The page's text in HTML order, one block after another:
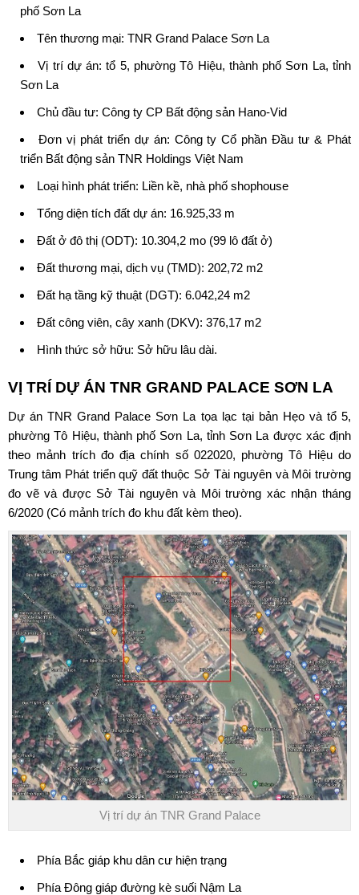
phố Sơn La
Tên thương mại: TNR Grand Palace Sơn La
Vị trí dự án: tổ 5, phường Tô Hiệu, thành phố Sơn La, tỉnh
Sơn La
Chủ đầu tư: Công ty CP Bất động sản Hano-Vid
Đơn vị phát triển dự án: Công ty Cổ phần Đầu tư & Phát
triển Bất động sản TNR Holdings Việt Nam
Loại hình phát triển: Liền kề, nhà phố shophouse
Tổng diện tích đất dự án: 16.925,33 m
Đất ở đô thị (ODT): 10.304,2 mo (99 lô đất ở)
Đất thương mại, dịch vụ (TMD): 202,72 m2
Đất hạ tầng kỹ thuật (DGT): 6.042,24 m2
Đất công viên, cây xanh (DKV): 376,17 m2
Hình thức sở hữu: Sở hữu lâu dài.
VỊ TRÍ DỰ ÁN TNR GRAND PALACE SƠN LA
Dự án TNR Grand Palace Sơn La tọa lạc tại bản Hẹo và tổ 5,
phường Tô Hiệu, thành phố Sơn La, tỉnh Sơn La được xác định
theo mảnh trích đo địa chính số 022020, phường Tô Hiệu do
Trung tâm Phát triển quỹ đất thuộc Sở Tài nguyên và Môi trường
đo vẽ và được Sở Tài nguyên và Môi trường xác nhận tháng
6/2020 (Có mảnh trích đo khu đất kèm theo).
Vị trí dự án TNR Grand Palace
Phía Bắc giáp khu dân cư hiện trạng
Phía Đông giáp đường kè suối Nậm La